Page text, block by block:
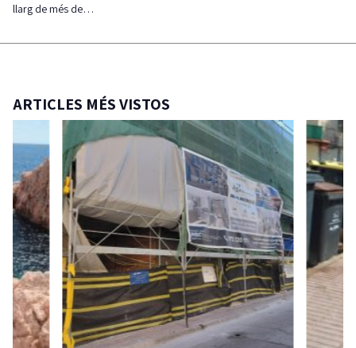
llarg de més de…
ARTICLES MÉS VISTOS